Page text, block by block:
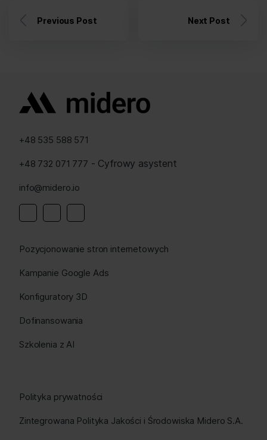
Previous Post Next Post
+48 535 588 571
+48 732 071 777 - Cyfrowy asystent
info@midero.io
Pozycjonowanie stron internetowych
Kampanie Google Ads
Konfiguratory 3D
Dofinansowania
Szkolenia z AI
Polityka prywatności
Zintegrowana Polityka Jakości i Środowiska Midero S.A.